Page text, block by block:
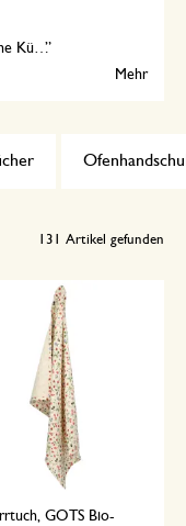
einfach mehr Spaß!
Mehr
131 Artikel gefunden
GOTS Bio-